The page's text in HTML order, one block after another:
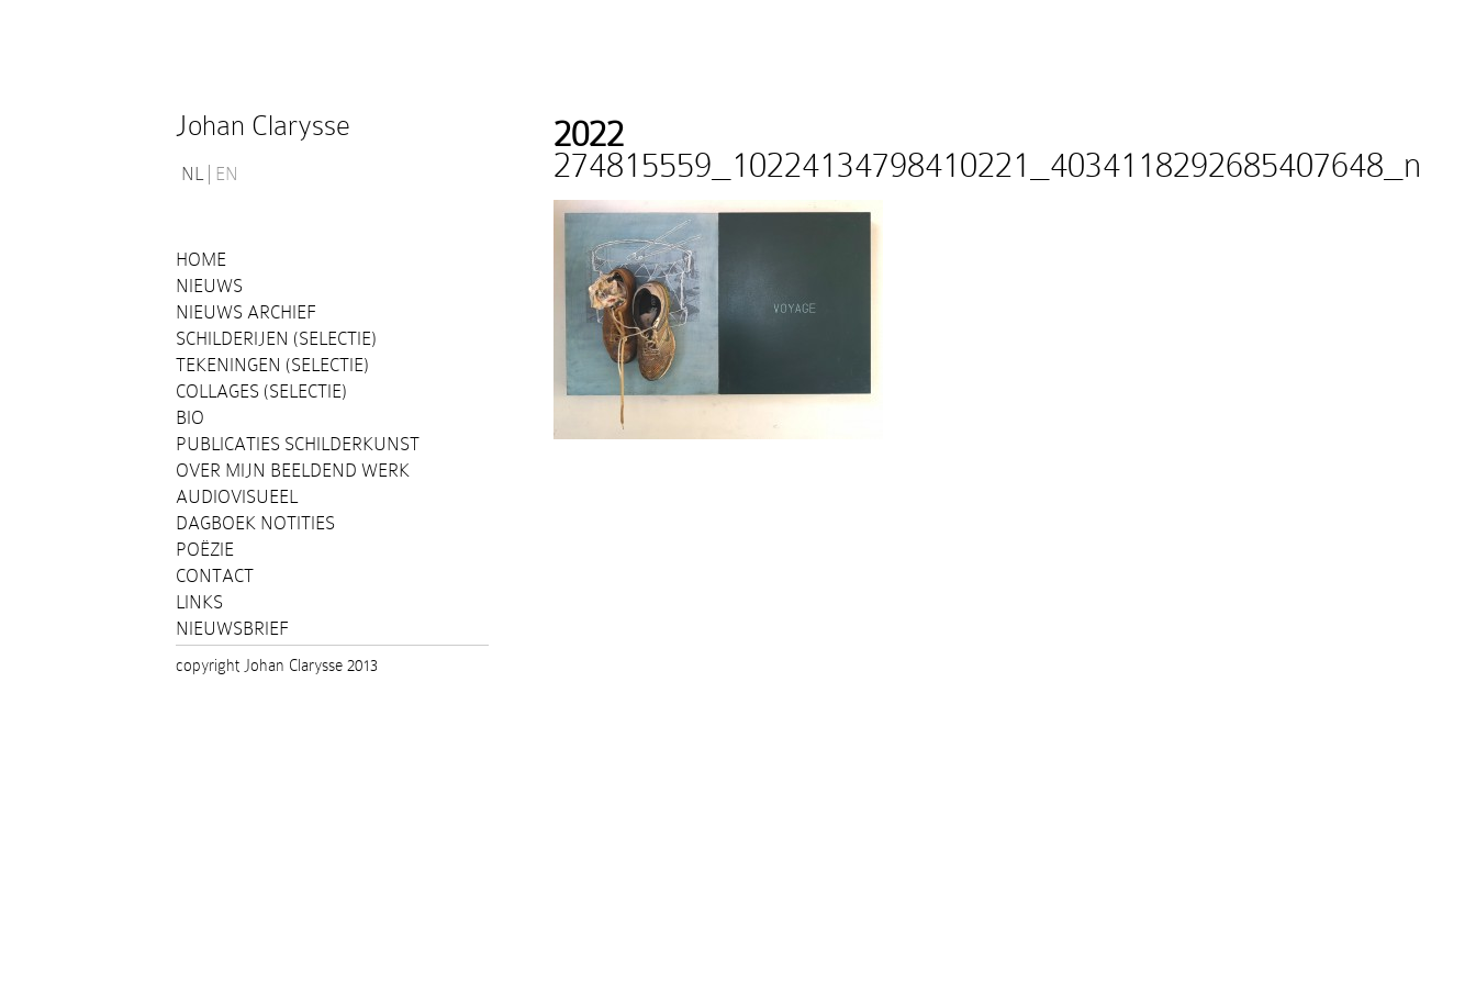
Johan Clarysse
NL EN
HOME
NIEUWS
NIEUWS ARCHIEF
SCHILDERIJEN (SELECTIE)
TEKENINGEN (SELECTIE)
COLLAGES (SELECTIE)
BIO
PUBLICATIES SCHILDERKUNST
OVER MIJN BEELDEND WERK
AUDIOVISUEEL
DAGBOEK NOTITIES
POËZIE
CONTACT
LINKS
NIEUWSBRIEF
2022
274815559_10224134798410221_4034118292685407648_n
copyright Johan Clarysse 2013